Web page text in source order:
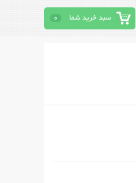
سبد خرید شما 0